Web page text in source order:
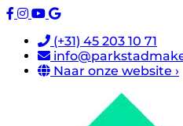
(+31) 45 203 10 71
Naar onze website ›